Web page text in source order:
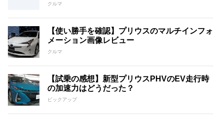
クルマ
【使い勝手を確認】プリウスのマルチインフォ
メーション画像レビュー
クルマ
【試乗の感想】新型プリウスPHVのEV走行時
の加速力はどうだった？
ピックアップ